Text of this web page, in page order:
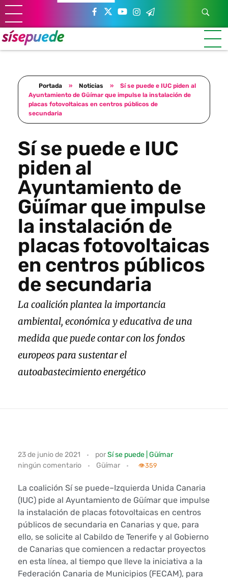
Sí se puede Canarias
Únete al movimiento ecosocialista
Portada » Noticias »
Sí se puede e IUC piden al
Ayuntamiento de Güímar que impulse la instalación de
placas fotovoltaicas en centros públicos de
secundaria
Sí se puede e IUC
piden al
Ayuntamiento de
Güímar que impulse
la instalación de
placas fotovoltaicas
en centros públicos
de secundaria
La coalición plantea la importancia
ambiental, económica y educativa de una
medida que puede contar con los fondos
europeos para sustentar el
autoabastecimiento energético
S
í
s
e
p
u
23 de junio de 2021 porSí se puede | Güímar
ningún comentario
Güímar 👁️359
La coalición Sí se puede–Izquierda Unida Canaria
(IUC) pide al Ayuntamiento de Güímar que impulse
la instalación de placas fotovoltaicas en centros
públicos de secundaria en Canarias y que, para
ello, se solicite al Cabildo de Tenerife y al Gobierno
de Canarias que comiencen a redactar proyectos
en esta línea, al tiempo que lleve la iniciativa a la
Federación Canaria de Municipios (FECAM), para